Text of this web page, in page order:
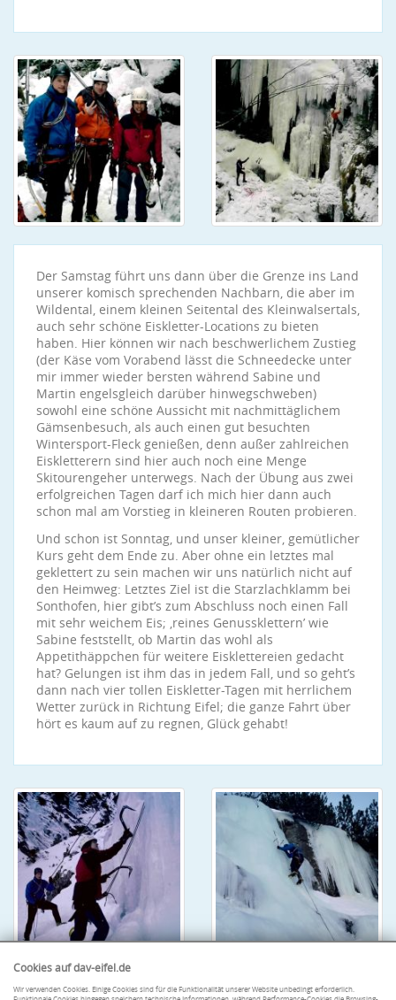
Der Samstag führt uns dann über die Grenze ins Land
unserer komisch sprechenden Nachbarn, die aber im
Wildental, einem kleinen Seitental des Kleinwalsertals,
auch sehr schöne Eiskletter-Locations zu bieten
haben. Hier können wir nach beschwerlichem Zustieg
(der Käse vom Vorabend lässt die Schneedecke unter
mir immer wieder bersten während Sabine und
Martin engelsgleich darüber hinwegschweben)
sowohl eine schöne Aussicht mit nachmittäglichem
Gämsenbesuch, als auch einen gut besuchten
Wintersport-Fleck genießen, denn außer zahlreichen
Eiskletterern sind hier auch noch eine Menge
Skitourengeher unterwegs. Nach der Übung aus zwei
erfolgreichen Tagen darf ich mich hier dann auch
schon mal am Vorstieg in kleineren Routen probieren.
Und schon ist Sonntag, und unser kleiner, gemütlicher
Kurs geht dem Ende zu. Aber ohne ein letztes mal
geklettert zu sein machen wir uns natürlich nicht auf
den Heimweg: Letztes Ziel ist die Starzlachklamm bei
Sonthofen, hier gibt’s zum Abschluss noch einen Fall
mit sehr weichem Eis; ‚reines Genussklettern’ wie
Sabine feststellt, ob Martin das wohl als
Appetithäppchen für weitere Eisklettereien gedacht
hat? Gelungen ist ihm das in jedem Fall, und so geht’s
dann nach vier tollen Eiskletter-Tagen mit herrlichem
Wetter zurück in Richtung Eifel; die ganze Fahrt über
hört es kaum auf zu regnen, Glück gehabt!
Cookies auf dav-eifel.de
Wir verwenden Cookies. Einige Cookies sind für die Funktionalität unserer Website unbedingt erforderlich.